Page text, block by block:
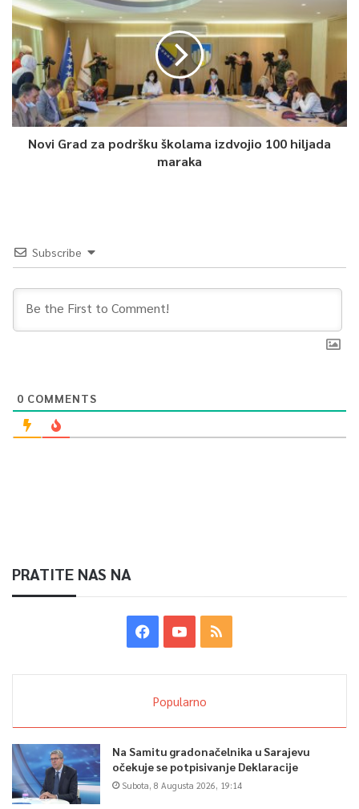
Novi Grad za podršku školama izdvojio 100 hiljada
maraka
Subscribe
0 COMMENTS
PRATITE NAS NA
Popularno
Na Samitu gradonačelnika u Sarajevu
očekuje se potpisivanje Deklaracije
Subota, 8 Augusta 2026, 19:14